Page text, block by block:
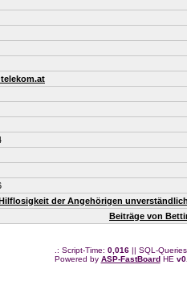
der Angehörigen unverständlich
Beiträge von
.: Script-Time: 0,016|| SQL-
Powered by ASP-FastBoardHE